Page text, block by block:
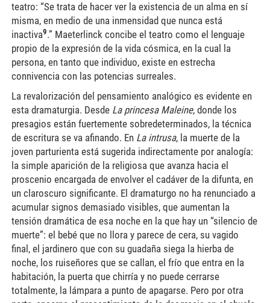
teatro: “Se trata de hacer ver la existencia de un alma en sí
misma, en medio de una inmensidad que nunca está
inactiva9.” Maeterlinck concibe el teatro como el lenguaje
propio de la expresión de la vida cósmica, en la cual la
persona, en tanto que individuo, existe en estrecha
connivencia con las potencias surreales.
La revalorización del pensamiento analógico es evidente en
esta dramaturgia. Desde La princesa Maleine, donde los
presagios están fuertemente sobredeterminados, la técnica
de escritura se va afinando. En La intrusa, la muerte de la
joven parturienta está sugerida indirectamente por analogía:
la simple aparición de la religiosa que avanza hacia el
proscenio encargada de envolver el cadáver de la difunta, en
un claroscuro significante. El dramaturgo no ha renunciado a
acumular signos demasiado visibles, que aumentan la
tensión dramática de esa noche en la que hay un “silencio de
muerte”: el bebé que no llora y parece de cera, su vagido
final, el jardinero que con su guadaña siega la hierba de
noche, los ruiseñores que se callan, el frío que entra en la
habitación, la puerta que chirría y no puede cerrarse
totalmente, la lámpara a punto de apagarse. Pero por otra